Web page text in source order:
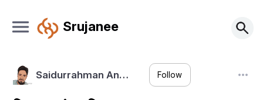
Srujanee
Saidurrahman An… Follow